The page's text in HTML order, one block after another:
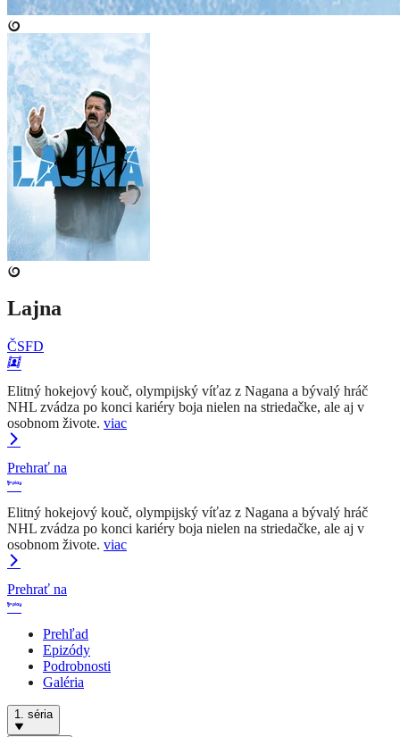
Lajna
ČSFD
Elitný hokejový kouč, olympijský víťaz z Nagana a bývalý hráč
NHL zvádza po konci kariéry boja nielen na striedačke, ale aj v
osobnom živote. viac
Prehrať na
Elitný hokejový kouč, olympijský víťaz z Nagana a bývalý hráč
NHL zvádza po konci kariéry boja nielen na striedačke, ale aj v
osobnom živote. viac
Prehrať na
Prehľad
Epizódy
Podrobnosti
Galéria
1. séria